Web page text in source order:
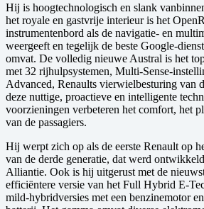
Hij is hoogtechnologisch en slank
het royale en gastvrije interieur is het
instrumentenbord als de navigatie- en
weergeeft en tegelijk de beste Google-
omvat. De volledig nieuwe Austral is het
met 32 rijhulpsystemen, Multi-Sense-
Advanced, Renaults vierwielbesturing van
deze nuttige, proactieve en intelligente
voorzieningen verbeteren het comfort, het
van de passagiers.
Hij werpt zich op als de eerste Renault op
van de derde generatie, dat werd
Alliantie. Ook is hij uitgerust met de
efficiëntere versie van het Full Hybrid E-
mild-hybridversies met een benzinemotor